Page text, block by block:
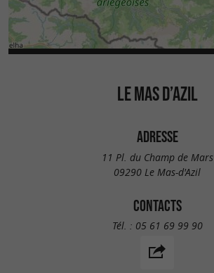
LE MAS D’AZIL
ADRESSE
11 Pl. du Champ de Mars
09290 Le Mas-d'Azil
CONTACTS
Tél. : 05 61 69 99 90